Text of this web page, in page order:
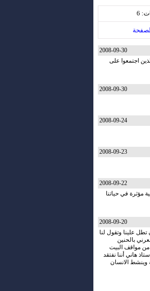
: 6
2008-09-30
اجتمعوا على
2008-09-30
2008-09-24
2008-09-23
2008-09-22
مؤثرة في حياتنا
2008-09-20
تطل علينا وتقول لنا
بالحنين
مواقف البيت
هاني أننا نفتقد
وينشط الانسان